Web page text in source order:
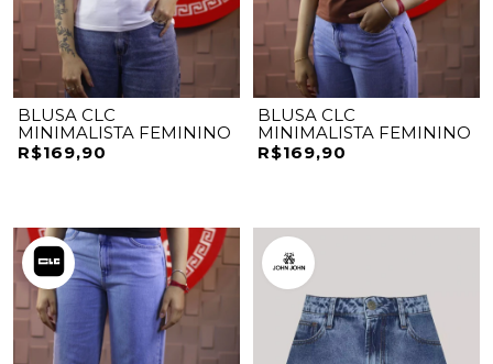
BLUSA CLC
MINIMALISTA FEMININO
R$169,90
BLUSA CLC
MINIMALISTA FEMININO
R$169,90